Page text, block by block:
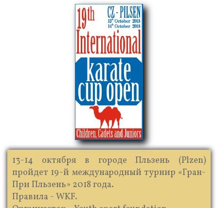
13-14 октября в городе Пльзень (Plzen)
пройдет 19-й международный турнир «Гран-
При Пльзень» 2018 года.
Правила - WKF.